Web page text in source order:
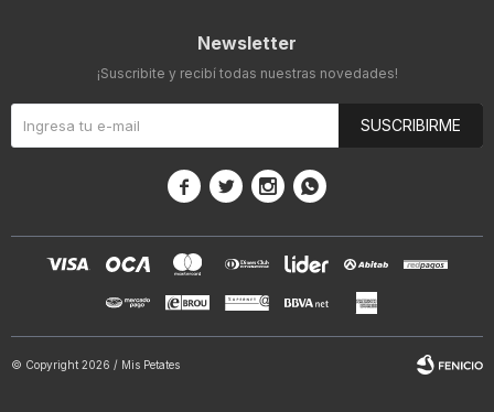
Newsletter
¡Suscribite y recibí todas nuestras novedades!
SUSCRIBIRME
   
© Copyright 2026 / Mis Petates